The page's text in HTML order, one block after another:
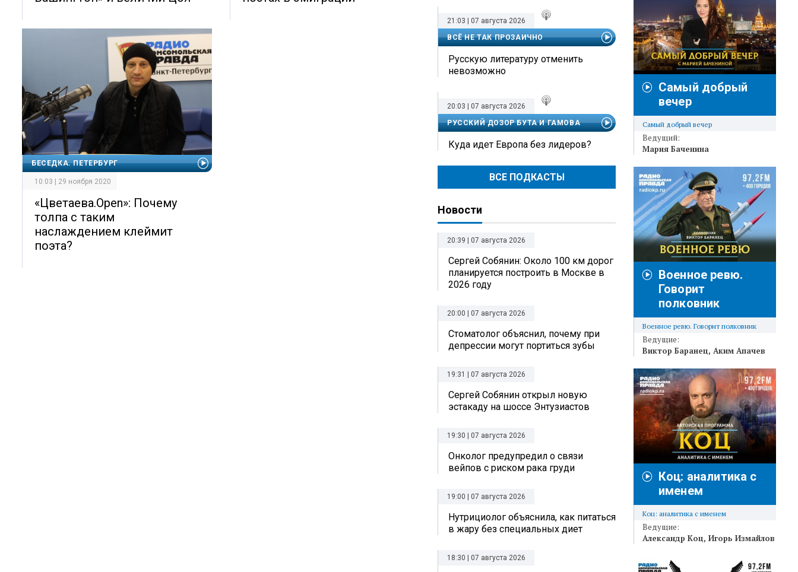
БЕСЕДКА. ПЕТЕРБУРГ
10:03 | 29 ноября 2020
«Цветаева.Open»: Почему
толпа с таким
наслаждением клеймит
поэта?
21:03 | 07 августа 2026
ВСЁ НЕ ТАК ПРОЗАИЧНО
Русскую литературу отменить
невозможно
20:03 | 07 августа 2026
РУССКИЙ ДОЗОР БУТА И ГАМОВА
Куда идет Европа без лидеров?
ВСЕ ПОДКАСТЫ
Новости
20:39 | 07 августа 2026
Сергей Собянин: Около 100 км дорог
планируется построить в Москве в
2026 году
20:00 | 07 августа 2026
Стоматолог объяснил, почему при
депрессии могут портиться зубы
19:31 | 07 августа 2026
Сергей Собянин открыл новую
эстакаду на шоссе Энтузиастов
19:30 | 07 августа 2026
Онколог предупредил о связи
вейпов с риском рака груди
19:00 | 07 августа 2026
Нутрициолог объяснила, как питаться
в жару без специальных диет
18:30 | 07 августа 2026
Самый добрый
вечер
Самый добрый вечер
Ведущий:
Мария Баченина
Военное ревю.
Говорит
полковник
Военное ревю. Говорит полковник
Ведущие:
Виктор Баранец Аким Апачев
Коц: аналитика с
именем
Коц: аналитика с именем
Ведущие:
Александр Коц Игорь Измайлов